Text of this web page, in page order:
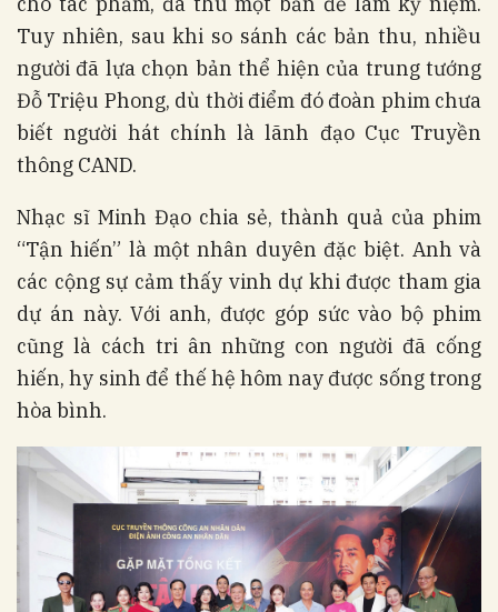
Tuy nhiên, sau khi so sánh các bản thu, nhiều
người đã lựa chọn bản thể hiện của trung tướng
Đỗ Triệu Phong, dù thời điểm đó đoàn phim chưa
biết người hát chính là lãnh đạo Cục Truyền
thông CAND.
Nhạc sĩ Minh Đạo chia sẻ, thành quả của phim
“Tận hiến” là một nhân duyên đặc biệt. Anh và
các cộng sự cảm thấy vinh dự khi được tham gia
dự án này. Với anh, được góp sức vào bộ phim
cũng là cách tri ân những con người đã cống
hiến, hy sinh để thế hệ hôm nay được sống trong
hòa bình.